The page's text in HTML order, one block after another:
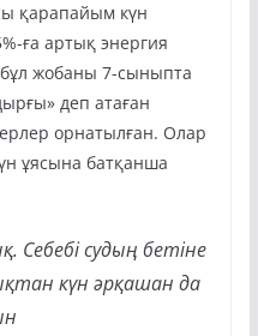
қарапайым күн
ға артық энергия
жобаны 7-сыныпта
деп атаған
орнатылған. Олар
ұясына батқанша
Себебі судың бетіне
күн әрқашан да